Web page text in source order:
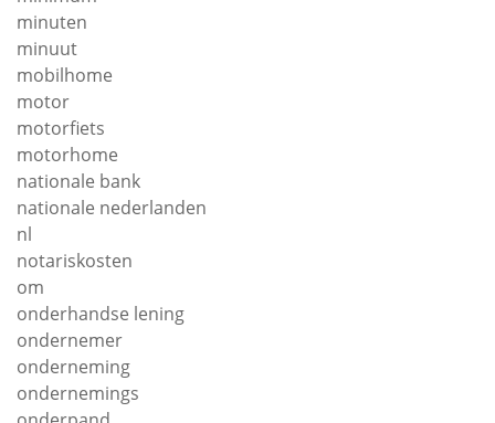
minuten
minuut
mobilhome
motor
motorfiets
motorhome
nationale bank
nationale nederlanden
nl
notariskosten
om
onderhandse lening
ondernemer
onderneming
ondernemings